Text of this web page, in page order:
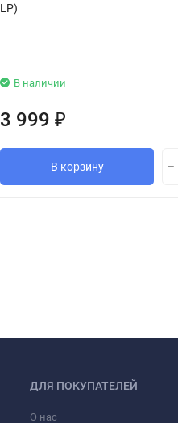
LP)
В наличии
3 999₽
В корзину
ДЛЯ ПОКУПАТЕЛЕЙ
О нас